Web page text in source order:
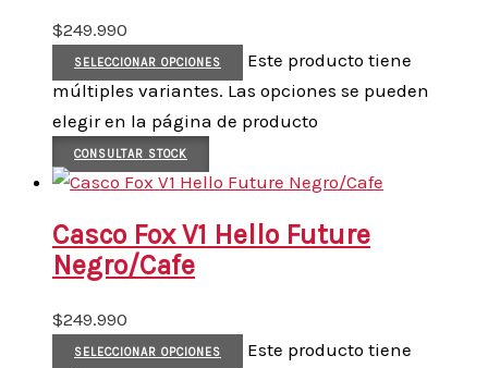
$249.990
SELECCIONAR OPCIONES
Este producto tiene
múltiples variantes. Las opciones se pueden
elegir en la página de producto
CONSULTAR STOCK
Casco Fox V1 Hello Future
Negro/Cafe
$249.990
SELECCIONAR OPCIONES
Este producto tiene